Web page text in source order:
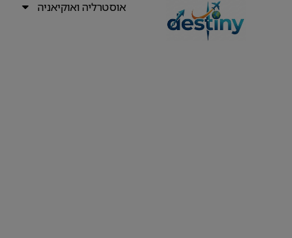
אוסטרליה ואוקיאניה